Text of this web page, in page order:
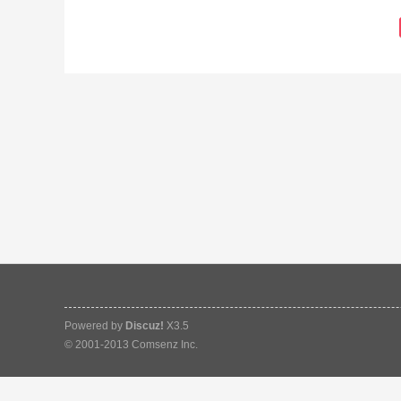
Powered by Discuz! X3.5
© 2001-2013 Comsenz Inc.